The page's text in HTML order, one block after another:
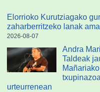
Elorrioko Kurutziagako
zaharberritzeko lanak
2026-08-07
Andra
Taldeak
urteurrenean